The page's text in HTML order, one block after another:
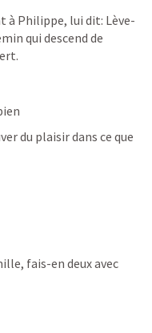
à Philippe, lui dit: Lève-
qui descend de
du plaisir dans ce que
fais-en deux avec